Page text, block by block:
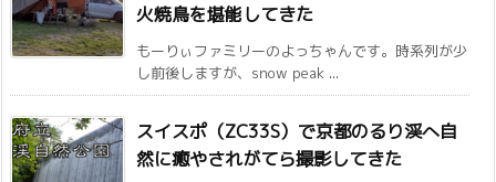
火焼鳥を堪能してきた
もーりぃファミリーのよっちゃんです。時系列が少
し前後しますが、snow peak ...
スイスポ（ZC33S）で京都のるり渓へ自
然に癒やされがてら撮影してきた